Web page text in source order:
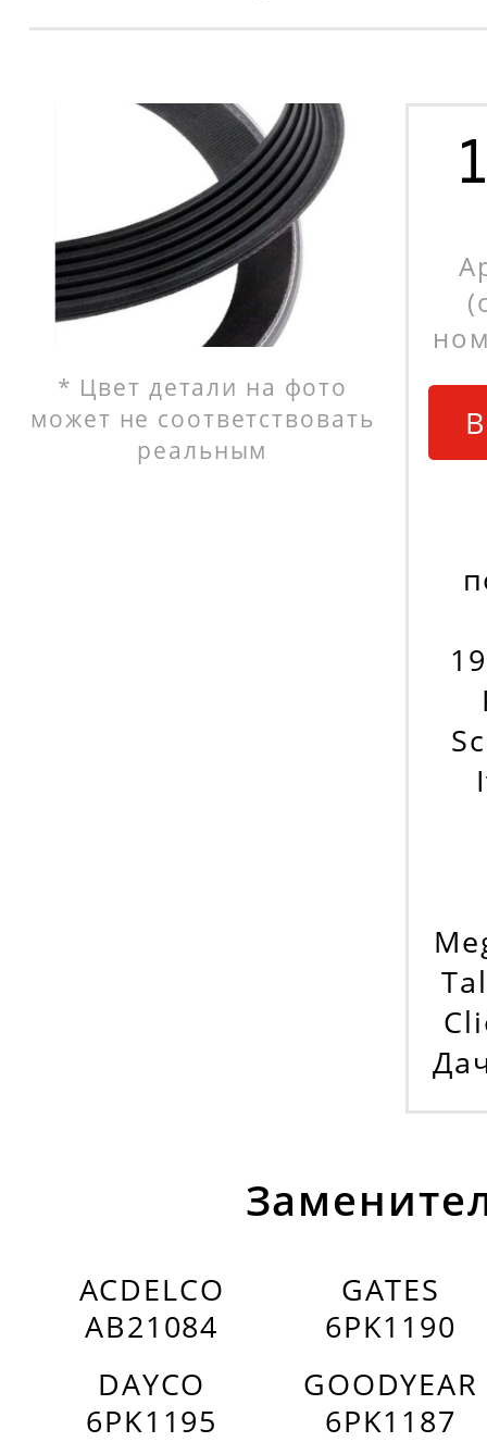
* Цвет детали на фото
может не соответствовать
реальным
ACDELCO
AB21084
DAYCO
6PK1195
GATES
6PK1190
GOODYEAR
6PK1187